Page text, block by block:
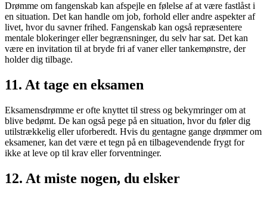
Drømme om fangenskab kan afspejle en følelse af at være fastlåst i
en situation. Det kan handle om job, forhold eller andre aspekter af
livet, hvor du savner frihed. Fangenskab kan også repræsentere
mentale blokeringer eller begrænsninger, du selv har sat. Det kan
være en invitation til at bryde fri af vaner eller tankemønstre, der
holder dig tilbage.
11. At tage en eksamen
Eksamensdrømme er ofte knyttet til stress og bekymringer om at
blive bedømt. De kan også pege på en situation, hvor du føler dig
utilstrækkelig eller uforberedt. Hvis du gentagne gange drømmer om
eksamener, kan det være et tegn på en tilbagevendende frygt for
ikke at leve op til krav eller forventninger.
12. At miste nogen, du elsker